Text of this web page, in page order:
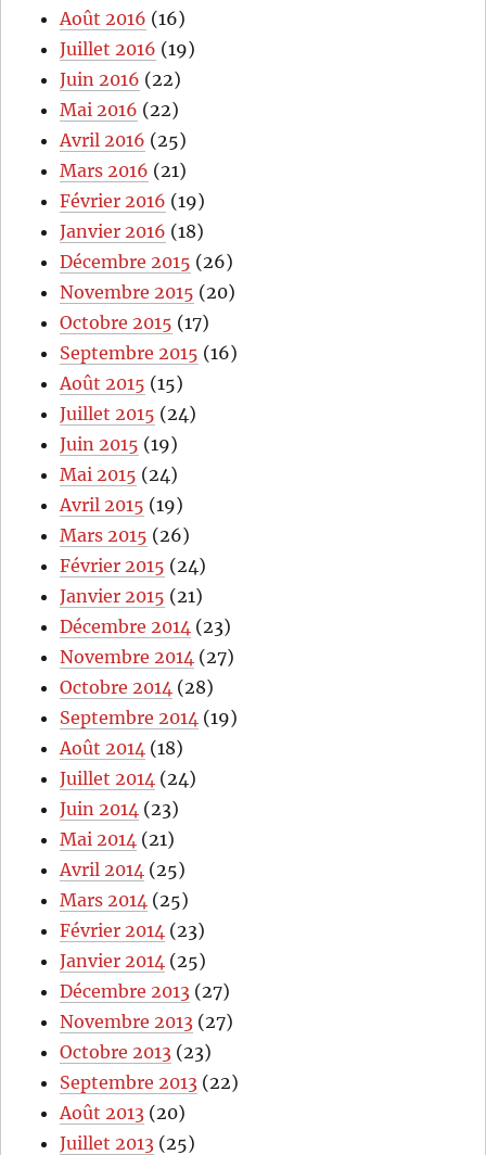
Août 2016 (16)
Juillet 2016 (19)
Juin 2016 (22)
Mai 2016 (22)
Avril 2016 (25)
Mars 2016 (21)
Février 2016 (19)
Janvier 2016 (18)
Décembre 2015 (26)
Novembre 2015 (20)
Octobre 2015 (17)
Septembre 2015 (16)
Août 2015 (15)
Juillet 2015 (24)
Juin 2015 (19)
Mai 2015 (24)
Avril 2015 (19)
Mars 2015 (26)
Février 2015 (24)
Janvier 2015 (21)
Décembre 2014 (23)
Novembre 2014 (27)
Octobre 2014 (28)
Septembre 2014 (19)
Août 2014 (18)
Juillet 2014 (24)
Juin 2014 (23)
Mai 2014 (21)
Avril 2014 (25)
Mars 2014 (25)
Février 2014 (23)
Janvier 2014 (25)
Décembre 2013 (27)
Novembre 2013 (27)
Octobre 2013 (23)
Septembre 2013 (22)
Août 2013 (20)
Juillet 2013 (25)